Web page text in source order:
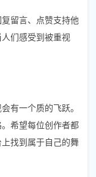
留言、点赞支持他
们感受到被重视
有一个质的飞跃。
希望每位创作者都
找到属于自己的舞